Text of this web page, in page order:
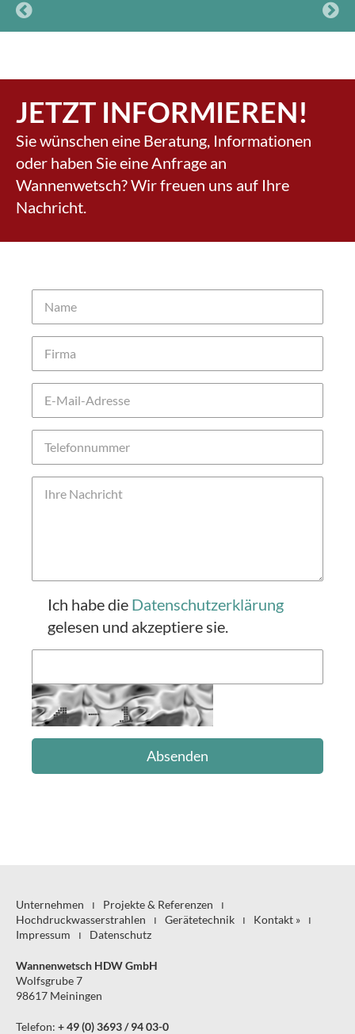
JETZT INFORMIEREN!
Sie wünschen eine Beratung, Informationen
oder haben Sie eine Anfrage an
Wannenwetsch? Wir freuen uns auf Ihre
Nachricht.
Ich habe die Datenschutzerklärung
gelesen und akzeptiere sie.
Unternehmen
Projekte & Referenzen
Hochdruck­wasserstrahlen
Gerätetechnik
Kontakt »
Impressum
Datenschutz
Wannenwetsch HDW GmbH
Wolfsgrube 7
98617 Meiningen
Telefon: + 49 (0) 3693 / 94 03-0